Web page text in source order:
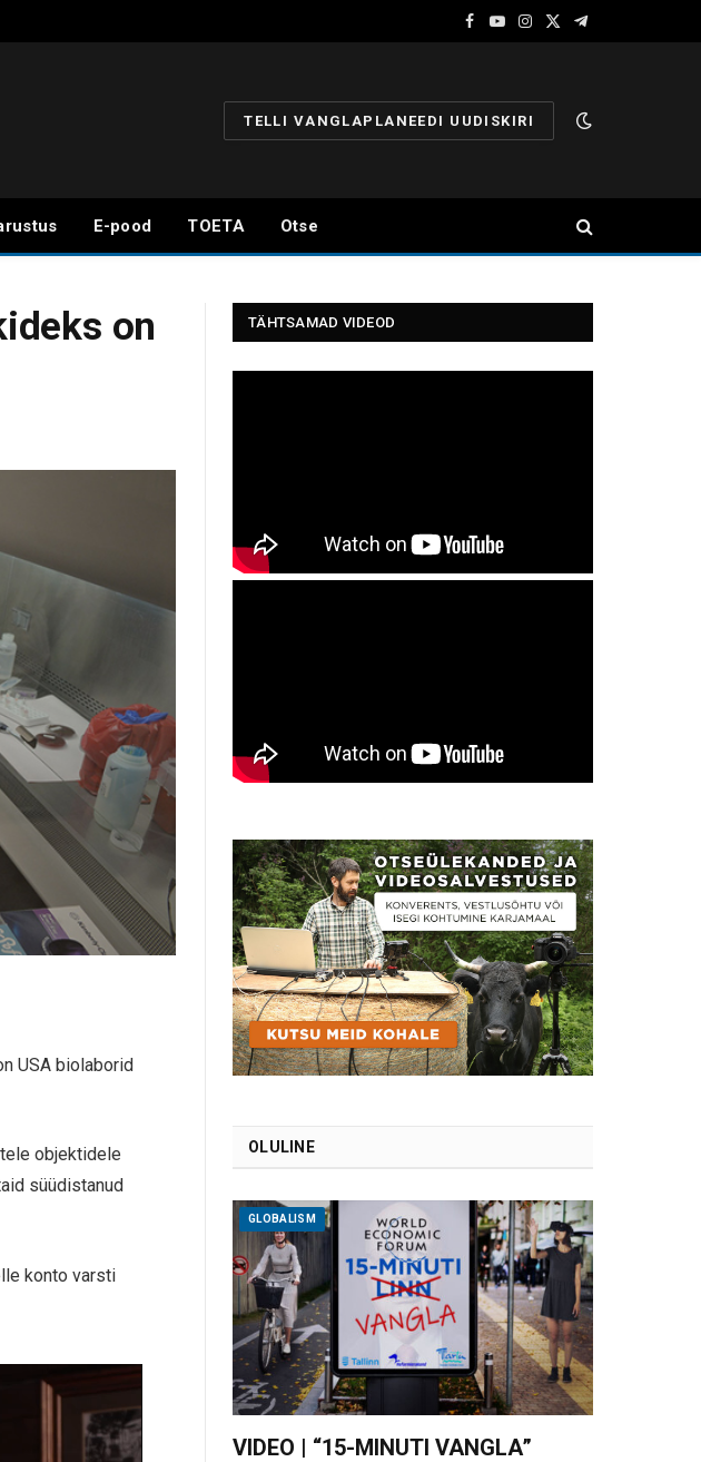
Facebook
YouTube
Instagram
X
Telegram
TELLI VANGLAPLANEEDI UUDISKIRI
E-pood TOETA Otse
on
USA biolaborid
objektidele
süüdistanud
konto varsti
TÄHTSAMAD VIDEOD
OLULINE
GLOBALISM
VIDEO | “15-MINUTI VANGLA”